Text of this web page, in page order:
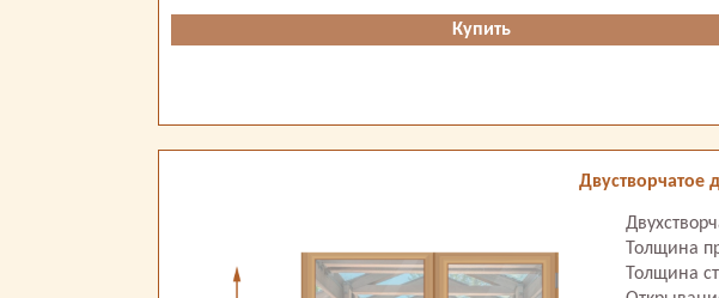
Купить
Двустворчатое
Толщина
Толщина